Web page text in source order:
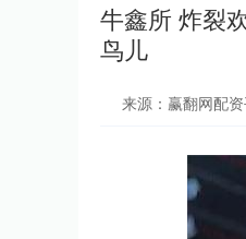
牛鑫所 炸裂
鸟儿
来源：赢翻网配